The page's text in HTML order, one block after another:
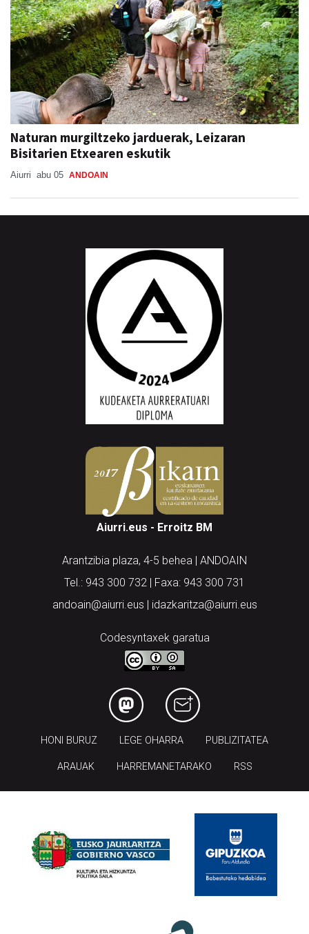
Naturan murgiltzeko jarduerak, Leizaran
Bisitarien Etxearen eskutik
Aiurri abu 05 ANDOAIN
Aiurri.eus - Erroitz BM
Arantzibia plaza, 4-5 behea | ANDOAIN
Tel.: 943 300 732 | Faxa: 943 300 731
andoain@aiurri.eus | idazkaritza@aiurri.eus
Codesyntaxek garatua
HONI BURUZ LEGE OHARRA PUBLIZITATEA
ARAUAK HARREMANETARAKO RSS